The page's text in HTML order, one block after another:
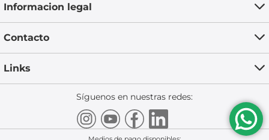
Informacion legal
Contacto
Links
Síguenos en nuestras redes: